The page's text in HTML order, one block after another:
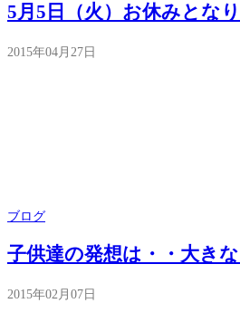
5月5日（火）お休みとな
2015年04月27日
ブログ
子供達の発想は・・大き
2015年02月07日